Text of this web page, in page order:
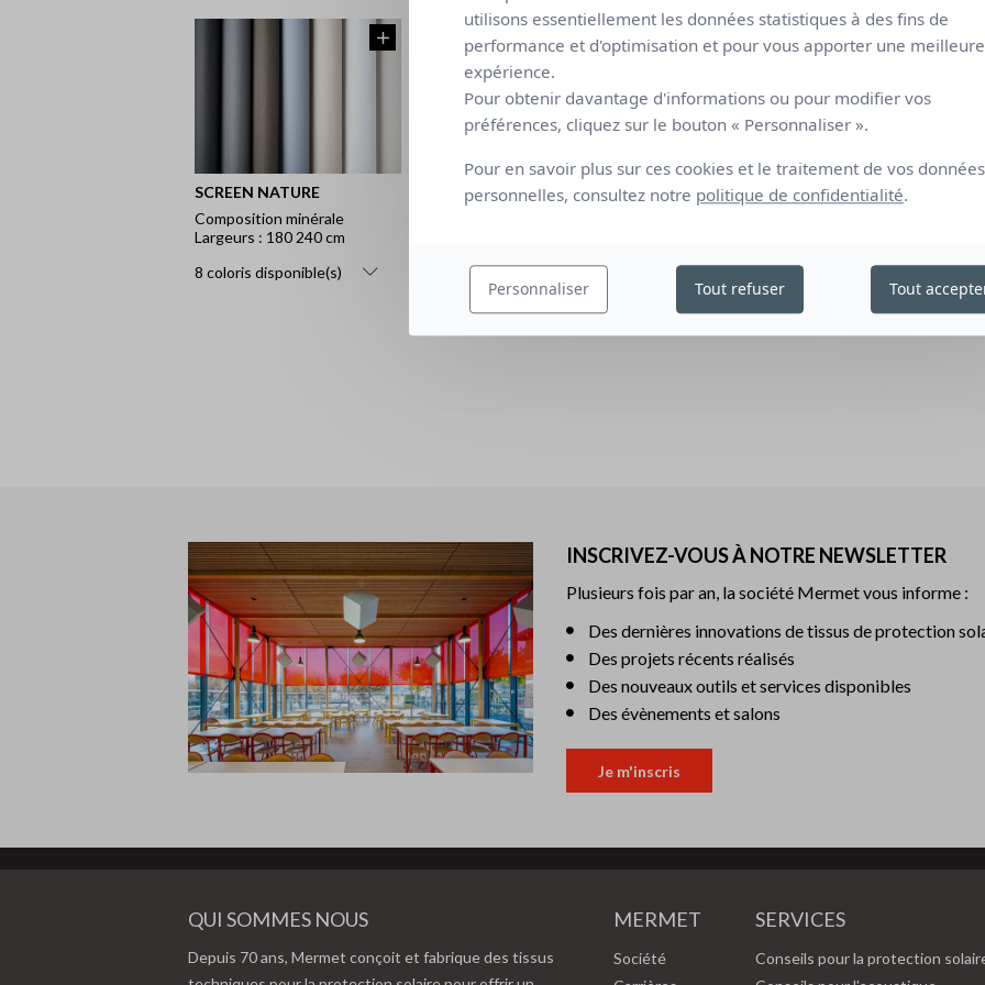
SCREEN NATURE
Composition minérale
Largeurs : 180 240 cm
8 coloris disponible(s)
INSCRIVEZ-VOUS À NOTRE NEWSLETTER
Plusieurs fois par an, la société Mermet vous informe :
Des dernières innovations de tissus de protection
Des projets récents réalisés
Des nouveaux outils et services disponibles
Des évènements et salons
Je m'inscris
QUI SOMMES NOUS
Depuis 70 ans, Mermet conçoit et fabrique des tissus
MERMET
Société
SERVICES
Conseils pour la protection
utilisons essentiellement les données statistiques à des fins de
performance et d'optimisation et pour vous apporter une meilleure
expérience.
Pour obtenir davantage d'informations ou pour modifier vos
préférences, cliquez sur le bouton « Personnaliser ».
Pour en savoir plus sur ces cookies et le traitement de vos données
personnelles, consultez notre politique de confidentialité.
Personnaliser Tout refuser Tout